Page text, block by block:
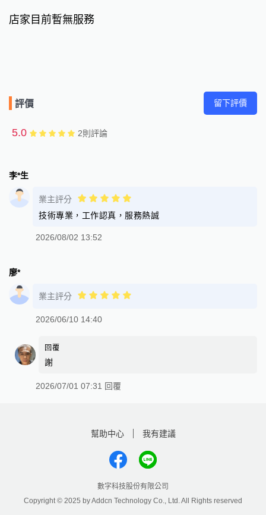
店家目前暫無服務
評價 留下評價
5.0 2則評論
李*生
業主評分
技術專業，工作認真，服務熱誠
2026/08/02 13:52
廖*
業主評分
2026/06/10 14:40
回覆
謝
2026/07/01 07:31 回覆
幫助中心 我有建議
數字科技股份有限公司
Copyright © 2025 by Addcn Technology Co., Ltd. All Rights reserved